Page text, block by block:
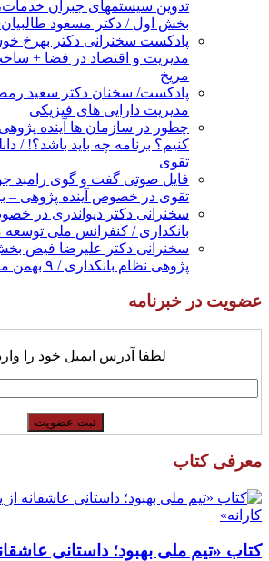
تدوین سیستمهای جبران خدمات،
بخش اول / دکتر مسعود
پادکست سخنرانی دکتر بهرخ
مدیریت و اقتصاد در فضا +
مریخ
پادکست/ سخنان دکتر سعید
مدیریت دارایی های فیزیکی
چطور در سازمان ها آینده
کنیم؟ برنامه چه باید باشد؟! /
تقوی
فایل صوتی گفت و گوی رامبد
تقوی در خصوص آینده پژوهی –
سخنرانی دکتر دیواندری در
بانکداری / کنفرانس ملی توسعه
سخنرانی دکتر علیرضا فیض بخش
پژوهی نظام بانکداری / ۹ بهمن ماه ۹۲
عضویت در خبرنامه
لطفا آدرس ایمیل خود را
معرفی کتاب
کتاب «تیم ملی بهبود؛ داستانی